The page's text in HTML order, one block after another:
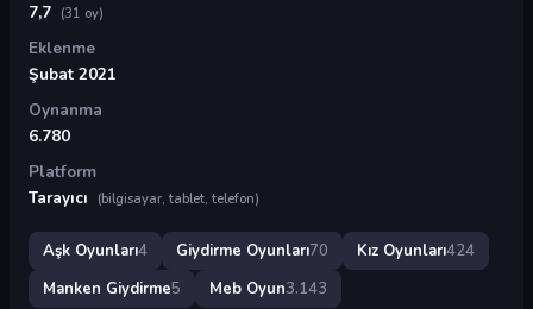
7,7 (31 oy)
Eklenme
Şubat 2021
Oynanma
6.780
Platform
Tarayıcı
(bilgisayar, tablet, telefon)
Aşk Oyunları4 Giydirme Oyunları70 Kız Oyunları424
Manken Giydirme5 Meb Oyun3.143